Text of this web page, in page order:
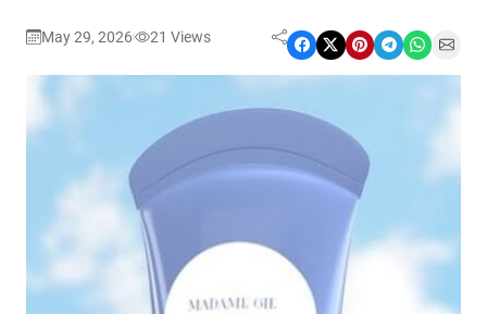
May 29, 2026 21 Views Share on Facebook Share on X Share on Pinterest Share on Telegram Share on WhatsApp Share on Email